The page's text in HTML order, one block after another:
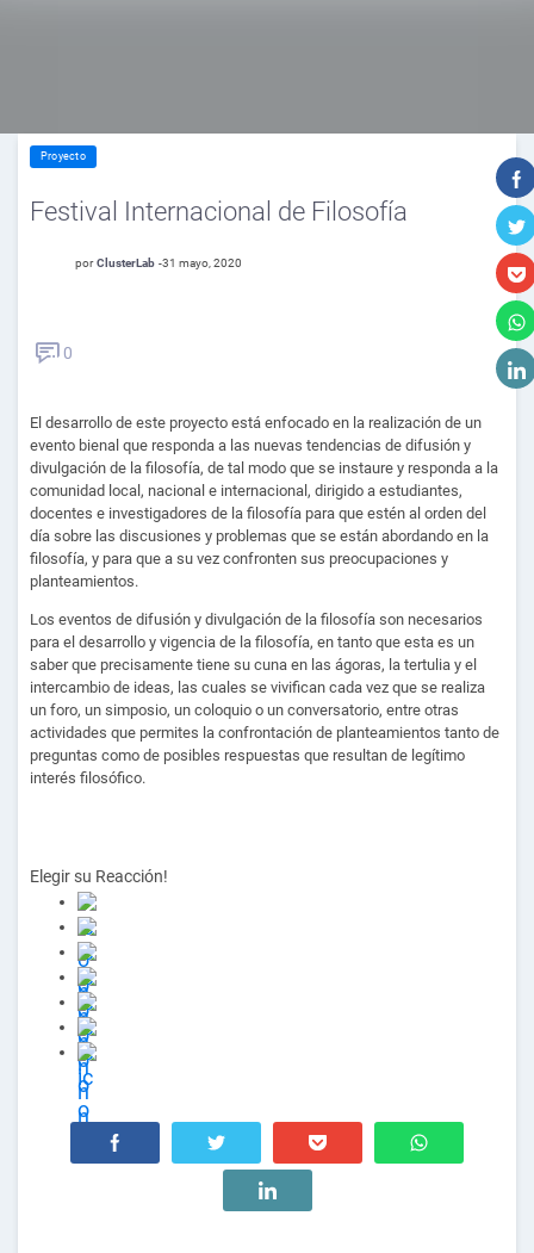
Proyecto
Festival Internacional de Filosofía
por ClusterLab -31 mayo, 2020
0
El desarrollo de este proyecto está enfocado en la realización de un
evento bienal que responda a las nuevas tendencias de difusión y
divulgación de la filosofía, de tal modo que se instaure y responda a la
comunidad local, nacional e internacional, dirigido a estudiantes,
docentes e investigadores de la filosofía para que estén al orden del
día sobre las discusiones y problemas que se están abordando en la
filosofía, y para que a su vez confronten sus preocupaciones y
planteamientos.
Los eventos de difusión y divulgación de la filosofía son necesarios
para el desarrollo y vigencia de la filosofía, en tanto que esta es un
saber que precisamente tiene su cuna en las ágoras, la tertulia y el
intercambio de ideas, las cuales se vivifican cada vez que se realiza
un foro, un simposio, un coloquio o un conversatorio, entre otras
actividades que permites la confrontación de planteamientos tanto de
preguntas como de posibles respuestas que resultan de legítimo
interés filosófico.
Elegir su Reacción!